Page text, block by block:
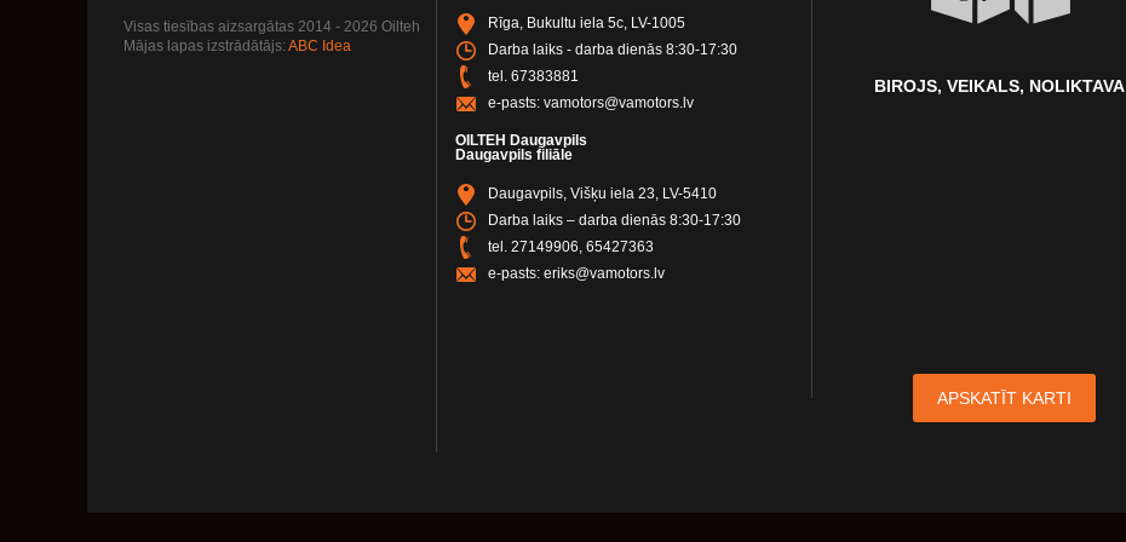
Visas tiesības aizsargātas 2014 - 2026 Oilteh
Mājas lapas izstrādātājs: ABC Idea
Rīga, Bukultu iela 5c, LV-1005
Darba laiks - darba dienās 8:30-17:30
tel. 67383881
e-pasts: vamotors@vamotors.lv
OILTEH Daugavpils
Daugavpils filiāle
Daugavpils, Višķu iela 23, LV-5410
Darba laiks – darba dienās 8:30-17:30
tel. 27149906, 65427363
e-pasts: eriks@vamotors.lv
BIROJS, VEIKALS, NOLIKTAVA
APSKATĪT KARTI